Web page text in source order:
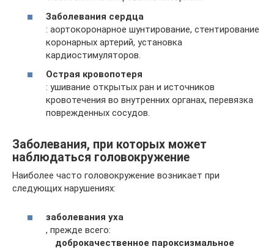
Заболевания сердца
: аортокоронарное шунтирование, стентирование
коронарных артерий, установка
кардиостимуляторов.
Острая кровопотеря
: ушивание открытых ран и источников
кровотечения во внутренних органах, перевязка
поврежденных сосудов.
Заболевания, при которых может
наблюдаться головокружение
Наиболее часто головокружение возникает при
следующих нарушениях:
заболевания уха
, прежде всего:
доброкачественное пароксизмальное